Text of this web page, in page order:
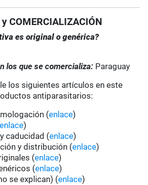
COMERCIALIZACIÓN
es original o genérica?
los que se comercializa: Paraguay
los siguientes artículos en este
antiparasitarios:
(enlace)
enlace)
caducidad (enlace)
y distribución (enlace)
(enlace)
(enlace)
se explican) (enlace)